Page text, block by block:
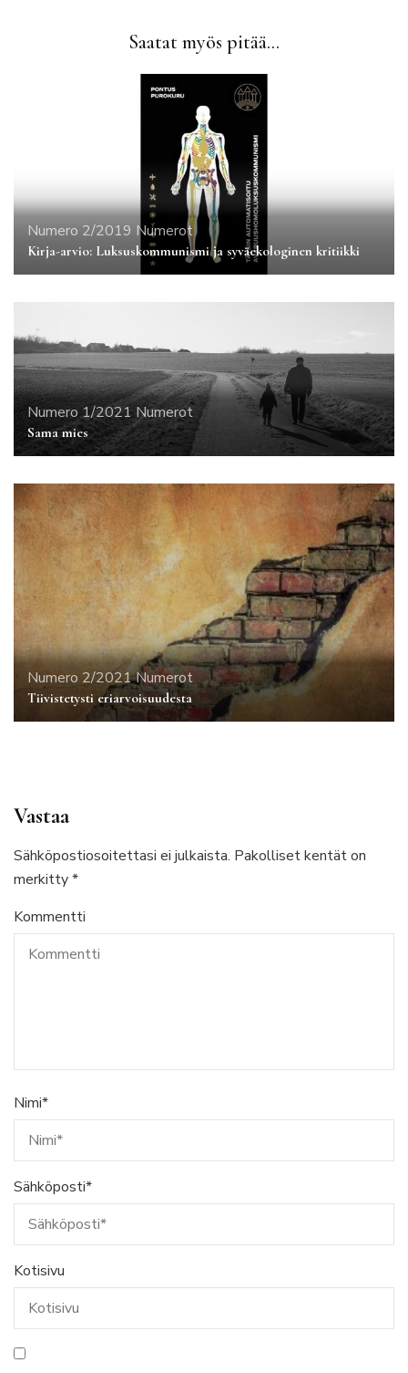
Saatat myös pitää...
Numero 2/2019 Numerot
Kirja-arvio: Luksuskommunismi ja syväekologinen kritiikki
Numero 1/2021 Numerot
Sama mies
Numero 2/2021Numerot
Tiivistetysti eriarvoisuudesta
Vastaa
Sähköpostiosoitettasi ei julkaista. Pakolliset kentät on
merkitty*
Kommentti
Nimi*
Sähköposti*
Kotisivu